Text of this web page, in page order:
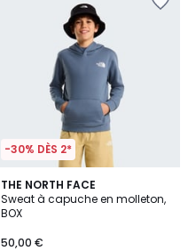
-30% DÈS 2*
THE NORTH FACE
Sweat à capuche en molleton,
BOX
50,00 €